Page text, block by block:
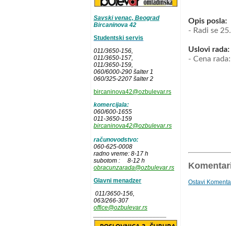
Savski venac, Beograd
Bircaninova 42
Studentski servis
011/3650-156,
011/3650-157,
011/3650-159,
060/6000-290 šalter 1
060/325-2207 šalter 2
bircaninova42@ozbulevar.rs
komercijala:
060/600-1655
011-3650-159
bircaninova42@ozbulevar.rs
računovodstvo:
060-625-0008
radno vreme: 8-17 h
subotom : 8-12 h
obracunzarada@ozbulevar.rs
Glavni menadzer
011/3650-156,
063/266-307
office@ozbulevar.rs
Opis posla:
- Radi se
Uslovi rada:
- Cena rada:
Ostavi